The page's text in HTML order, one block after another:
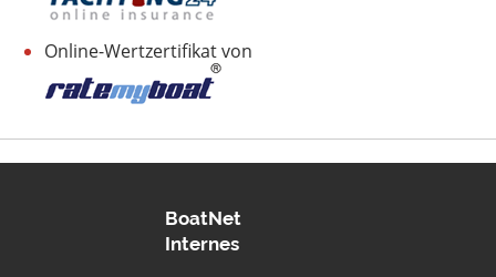
Online-Wertzertifikat von
BoatNet
Internes